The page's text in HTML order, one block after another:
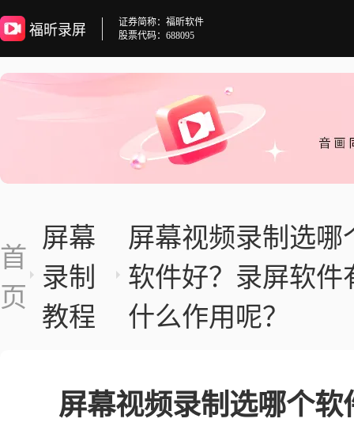
福昕录屏
证券简称：福昕软件
股票代码：688095
首
页
屏幕
录制
教程
屏幕视频录制选哪
软件好？录屏软件
什么作用呢？
屏幕视频录制选哪个